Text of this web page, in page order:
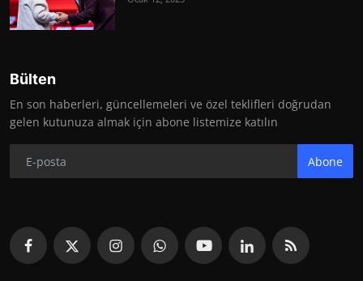
Bülten
En son haberleri, güncellemeleri ve özel teklifleri doğrudan
gelen kutunuza almak için abone listemize katılın
Abone